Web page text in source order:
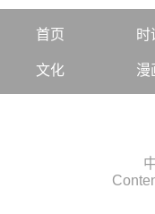
首页 时
文化 漫